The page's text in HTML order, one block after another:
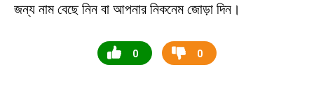
জন্য নাম বেছে নিন বা আপনার নিকনেম জোড়া দিন।
0 0